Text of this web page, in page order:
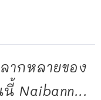
ากหลายของ
Naibann...